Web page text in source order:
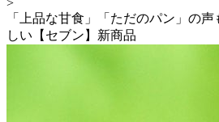
「上品な甘食」「ただのパン」の
しい【セブン】新商品